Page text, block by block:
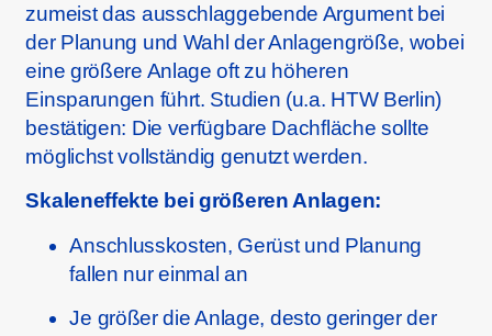
zumeist das ausschlaggebende Argument bei
der Planung und Wahl der Anlagengröße, wobei
eine größere Anlage oft zu höheren
Einsparungen führt. Studien (u.a. HTW Berlin)
bestätigen: Die verfügbare Dachfläche sollte
möglichst vollständig genutzt werden.
Skaleneffekte bei größeren Anlagen:
Anschlusskosten, Gerüst und Planung
fallen nur einmal an
Je größer die Anlage, desto geringer der